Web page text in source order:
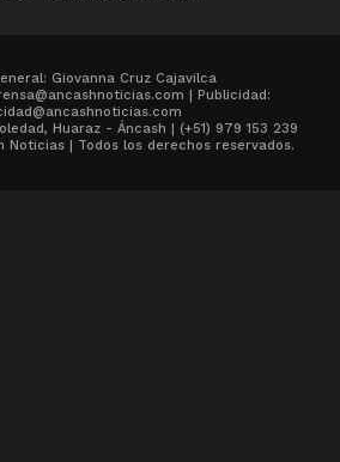
Giovanna Cruz Cajavilca
| Publicidad:
Huaraz - Áncash | (+51) 979 153 239
Noticias | Todos los derechos reservados.